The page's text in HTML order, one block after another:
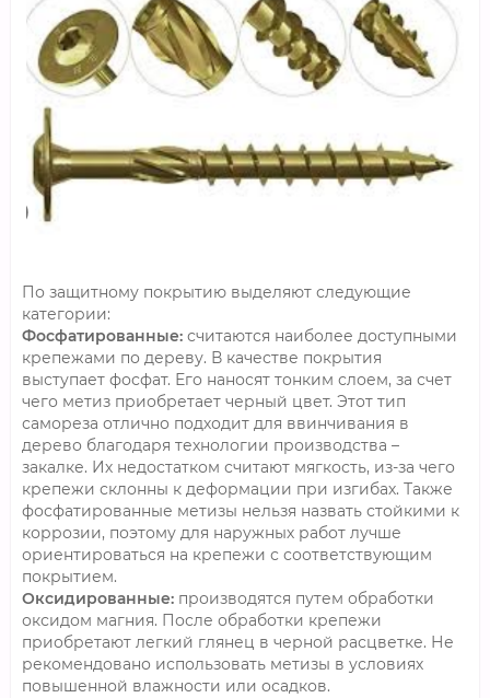
По защитному покрытию выделяют следующие
категории:
Фосфатированные: считаются наиболее доступными
крепежами по дереву. В качестве покрытия
выступает фосфат. Его наносят тонким слоем, за счет
чего метиз приобретает черный цвет. Этот тип
самореза отлично подходит для ввинчивания в
дерево благодаря технологии производства –
закалке. Их недостатком считают мягкость, из-за чего
крепежи склонны к деформации при изгибах. Также
фосфатированные метизы нельзя назвать стойкими к
коррозии, поэтому для наружных работ лучше
ориентироваться на крепежи с соответствующим
покрытием.
Оксидированные: производятся путем обработки
оксидом магния. После обработки крепежи
приобретают легкий глянец в черной расцветке. Не
рекомендовано использовать метизы в условиях
повышенной влажности или осадков.